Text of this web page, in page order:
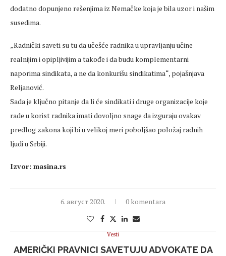
dodatno dopunjeno rešenjima iz Nemačke koja je bila uzor i našim
susedima.
„Radnički saveti su tu da učešće radnika u upravljanju učine
realnijim i opipljivijim a takođe i da budu komplementarni
naporima sindikata, a ne da konkurišu sindikatima“, pojašnjava
Reljanović.
Sada je ključno pitanje da li će sindikati i druge organizacije koje
rade u korist radnika imati dovoljno snage da izguraju ovakav
predlog zakona koji bi u velikoj meri poboljšao položaj radnih
ljudi u Srbiji.
Izvor: masina.rs
6. август 2020. 0 komentara
Vesti
AMERIČKI PRAVNICI SAVETUJU ADVOKATE DA